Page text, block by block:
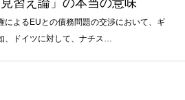
見習え論」の本当の意味
よるEUとの債務問題の交渉において、ギ
、ドイツに対して、ナチス…